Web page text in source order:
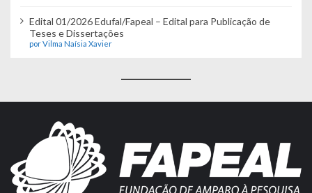
Edital 01/2026 Edufal/Fapeal – Edital para Publicação de
Teses e Dissertações
por Vilma Naísia Xavier